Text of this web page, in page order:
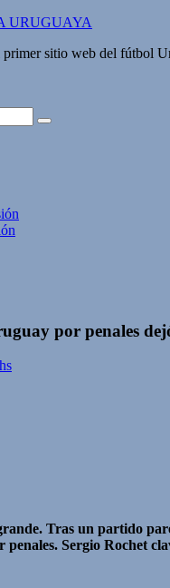
URUGUAYA
primer sitio web del fútbol
por penales
Tras un partido
Sergio Rochet